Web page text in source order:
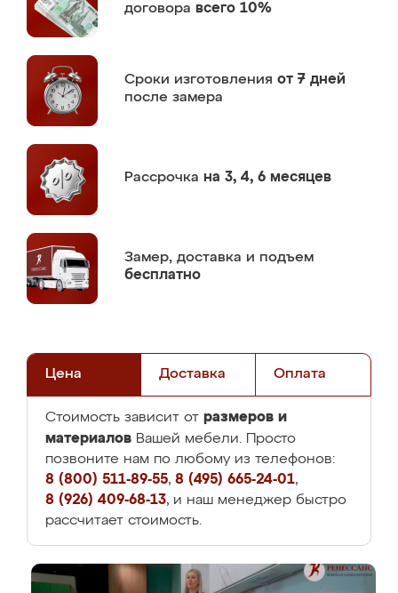
договора всего 10%
Сроки изготовления от 7 дней
после замера
Рассрочка на 3, 4, 6 месяцев
Замер, доставка и подъем
бесплатно
Цена Доставка Оплата
Стоимость зависит от размеров и
материалов Вашей мебели. Просто
позвоните нам по любому из телефонов:
8 (800) 511-89-55, 8 (495) 665-24-01,
8 (926) 409-68-13, и наш менеджер быстро
рассчитает стоимость.